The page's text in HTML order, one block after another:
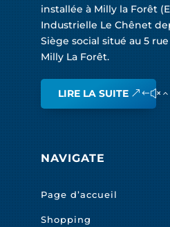
installée à Milly la Forêt
Industrielle Le Chênet
Siège social situé au 5 rue
Milly La Forêt.
LIRE LA SUITE
NAVIGATE
Page d’accueil
Shopping